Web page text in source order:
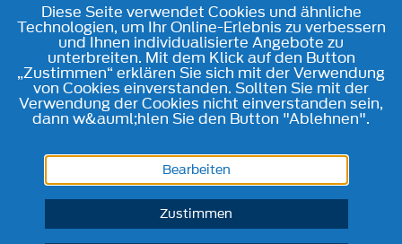
Diese Seite verwendet Cookies und ähnliche
Technologien, um Ihr Online-Erlebnis zu verbessern
und Ihnen individualisierte Angebote zu
unterbreiten. Mit dem Klick auf den Button
„Zustimmen“ erklären Sie sich mit der Verwendung
von Cookies einverstanden. Sollten Sie mit der
Verwendung der Cookies nicht einverstanden sein,
dann w&auml;hlen Sie den Button "Ablehnen".
Bearbeiten
Zustimmen